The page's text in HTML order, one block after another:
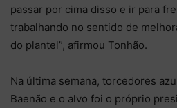
passar por cima disso e ir para
trabalhando no sentido de
do plantel”, afirmou Tonhão.
Na última semana, torcedores
Baenão e o alvo foi o próprio